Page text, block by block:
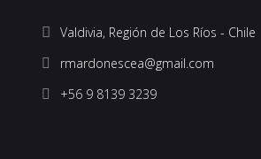
Valdivia, Región de Los Ríos - Chile
+56 9 8139 3239